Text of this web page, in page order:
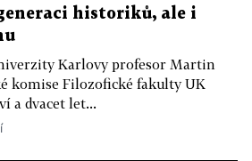
historiků, ale i
Karlovy profesor Martin
komise Filozofické fakulty UK
a dvacet let...